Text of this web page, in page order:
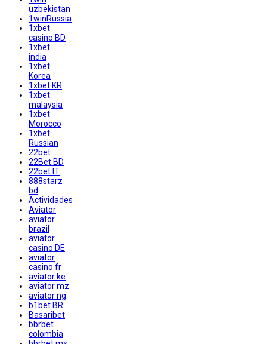
uzbekistan
1winRussia
1xbet
casino BD
1xbet
india
1xbet
Korea
1xbet KR
1xbet
malaysia
1xbet
Morocco
1xbet
Russian
22bet
22Bet BD
22bet IT
888starz
bd
Actividades
Aviator
aviator
brazil
aviator
casino DE
aviator
casino fr
aviator ke
aviator mz
aviator ng
b1bet BR
Basaribet
bbrbet
colombia